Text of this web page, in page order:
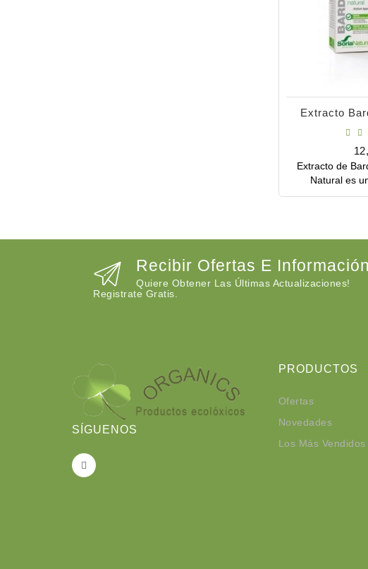
Extracto
Extracto de
Natural es
alimenticio
Recibir Ofertas E Información
Quiere Obtener Las Últimas Actualizaciones!
Registrate Gratis.
SÍGUENOS
PRODUCTOS
Ofertas
Novedades
Los Más Vendidos